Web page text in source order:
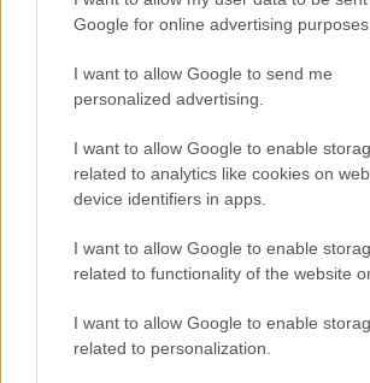
Google for online advertising purposes.
I want to allow Google to send me
personalized advertising.
I want to allow Google to enable
related to analytics like cookies on
device identifiers in apps.
I want to allow Google to enable
related to functionality of the website
I want to allow Google to enable
related to personalization.